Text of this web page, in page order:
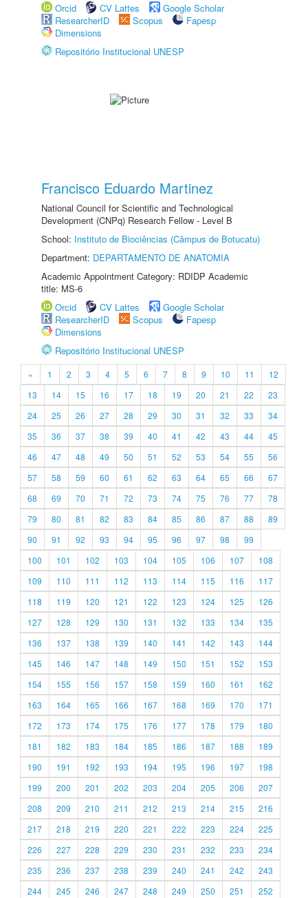
Orcid
CV Lattes
Google Scholar
ResearcherID
Scopus
Fapesp
Dimensions
Repositório Institucional UNESP
Francisco Eduardo Martinez
National Council for Scientific and Technological
Development (CNPq) Research Fellow - Level B
School: Instituto de Biociências (Câmpus de Botucatu)
Department: DEPARTAMENTO DE ANATOMIA
Academic Appointment Category: RDIDP Academic
title: MS-6
Orcid
CV Lattes
Google Scholar
ResearcherID
Scopus
Fapesp
Dimensions
Repositório Institucional UNESP
« 1 2 3 4 5 6 7 8 9 10 11
12
13
14 15 16 17 18 19 20 21 22
23
24
25 26 27 28 29 30 31 32 33
34
35
36 37 38 39 40 41 42 43 44
45
46
47 48 49 50 51 52 53 54 55
56
57
58 59 60 61 62 63 64 65 66
67
68
69 70 71 72 73 74 75 76 77
78
79
80 81 82 83 84 85 86 87 88
89
90
91 92 93 94 95 96 97 98
99
100
101 102 103 104 105 106 107
108
109
110 111 112 113 114 115 116
117
118
119 120 121 122 123 124 125
126
127
128 129 130 131 132 133 134
135
136
137 138 139 140 141 142 143
144
145
146 147 148 149 150 151 152
153
154
155 156 157 158 159 160 161
162
163
164 165 166 167 168 169 170
171
172
173 174 175 176 177 178 179
180
181
182 183 184 185 186 187 188
189
190
191 192 193 194 195 196 197
198
199
200 201 202 203 204 205 206
207
208
209 210 211 212 213 214 215
216
217
218 219 220 221 222 223 224
225
226
227 228 229 230 231 232 233
234
235
236 237 238 239 240 241 242
243
244
245 246 247 248 249 250 251 252